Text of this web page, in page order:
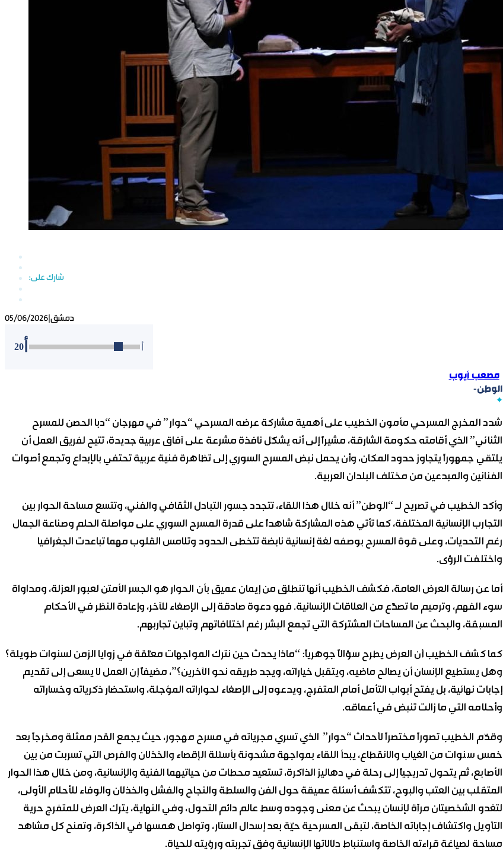
05/06/2026 دمشق
20
مصعب أيوب
الوطن-
شدد المخرج المسرحي مأمون الخطيب على أهمية مشاركة عرضه المسرحي “حوار” في مهرجان “دبا الحصن للمسرح
الثنائي” الذي أقامته حكومة الشارقة، مشيراً إلى أنه يشكّل نافذة مشرعة على آفاق عربية جديدة، تتيح لفريق العمل أن
يلتقي جمهوراً يتجاوز حدود المكان، وأن يحمل نبض المسرح السوري إلى تظاهرة فنية عربية تحتفي بالإبداع وتجمع أصوات
الفنانين والمبدعين من مختلف البلدان العربية.
وأكد الخطيب في تصريح لـ “الوطن” أنه خلال هذا اللقاء، تتجدد جسور التبادل الثقافي والفني، وتتسع مساحة الحوار بين
التجارب الإنسانية المختلفة، كما تأتي هذه المشاركة شاهداً على قدرة المسرح السوري على مواصلة الحلم وصناعة الجمال
رغم التحديات، وعلى قوة المسرح بوصفه لغة إنسانية نابضة تتخطى الحدود وتلامس القلوب مهما تباعدت الجغرافيا
واختلفت الرؤى.
أما عن رسالة العرض العامة، فكشف الخطيب أنها تنطلق من إيمان عميق بأن الحوار هو الجسر الأمتن لعبور العزلة، ومداواة
سوء الفهم، وترميم ما تصدّع من العلاقات الإنسانية. فهو دعوة صادقة إلى الإصغاء للآخر، وإعادة النظر في الأحكام
المسبقة، والبحث عن المساحات المشتركة التي تجمع البشر رغم اختلافاتهم وتباين تجاربهم.
كما كشف الخطيب أن العرض يطرح سؤالاً جوهرياً: “ماذا يحدث حين نترك المواجهات معلّقة في زوايا الزمن لسنوات طويلة؟
وهل يستطيع الإنسان أن يصالح ماضيه، ويتقبل خياراته، ويجد طريقه نحو الآخرين؟”، مضيفاً إن العمل لا يسعى إلى تقديم
إجابات نهائية، بل يفتح أبواب التأمل أمام المتفرج، ويدعوه إلى الإصغاء لحواراته المؤجلة، واستحضار ذكرياته وخساراته
وأحلامه التي ما زالت تنبض في أعماقه.
وقدّم الخطيب تصوراً مختصراً لأحداث “حوار” الذي تسري مجرياته في مسرح مهجور، حيث يجمع القدر ممثلة ومخرجاً بعد
خمس سنوات من الغياب والانقطاع، يبدأ اللقاء بمواجهة مشحونة بأسئلة الإقصاء والخذلان والفرص التي تسربت من بين
الأصابع، ثم يتحول تدريجياً إلى رحلة في دهاليز الذاكرة، تستعيد محطات من حياتيهما الفنية والإنسانية، ومن خلال هذا الحوار
المتقلب بين العتب والبوح، تتكشف أسئلة عميقة حول الفن والسلطة والنجاح والفشل والخذلان والوفاء للأحلام الأولى،
لتغدو الشخصيتان مرآة لإنسان يبحث عن معنى وجوده وسط عالم دائم التحول، وفي النهاية، يترك العرض للمتفرج حرية
التأويل واكتشاف إجاباته الخاصة، لتبقى المسرحية حيّة بعد إسدال الستار، وتواصل همسها في الذاكرة، وتمنح كل مشاهد
مساحة لصياغة قراءته الخاصة واستنباط دلالاتها الإنسانية وفق تجربته ورؤيته للحياة.